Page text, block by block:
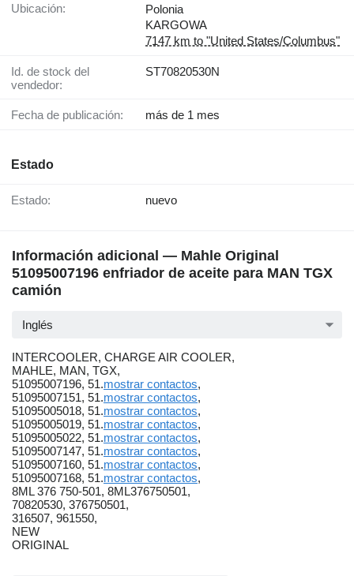
Ubicación:
Polonia
KARGOWA
7147 km to "United States/Columbus"
Id. de stock del
vendedor:
ST70820530N
Fecha de publicación: más de 1 mes
Estado
Estado: nuevo
Información adicional — Mahle Original
51095007196 enfriador de aceite para MAN TGX
camión
Inglés
INTERCOOLER, CHARGE AIR COOLER,
MAHLE, MAN, TGX,
51095007196, 51.mostrar contactos,
51095007151, 51.mostrar contactos,
51095005018, 51.mostrar contactos,
51095005019, 51.mostrar contactos,
51095005022, 51.mostrar contactos,
51095007147, 51.mostrar contactos,
51095007160, 51.mostrar contactos,
51095007168, 51.mostrar contactos,
8ML 376 750-501, 8ML376750501,
70820530, 376750501,
316507, 961550,
NEW
ORIGINAL